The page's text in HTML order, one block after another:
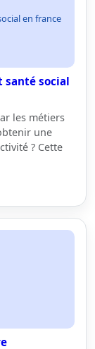
en france
social
les métiers
une
? Cette